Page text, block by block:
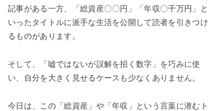
記事がある一方、「総資産〇〇円」「年収〇千万円」と
いったタイトルに派手な生活を公開して読者を引きつけ
るものがあります。
そして、「嘘ではないが誤解を招く数字」を巧みに使
い、自分を大きく見せるケースも少なくありません。
今日は、この「総資産」や「年収」という言葉に潜むト